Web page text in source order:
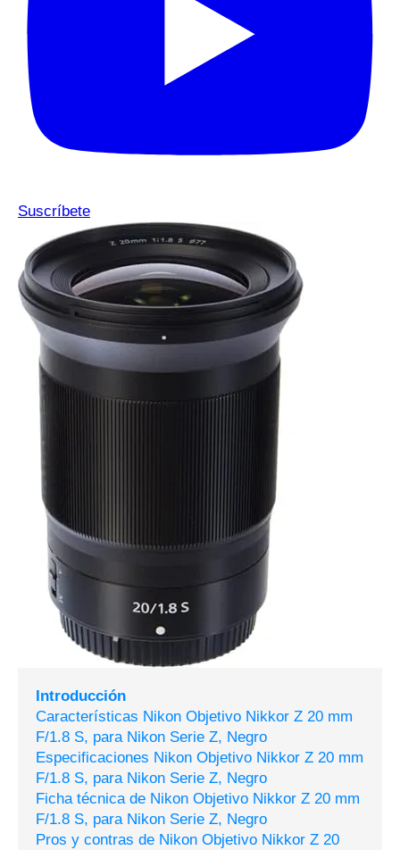
Suscríbete
Introducción
Características Nikon Objetivo Nikkor Z 20 mm
F/1.8 S, para Nikon Serie Z, Negro
Especificaciones Nikon Objetivo Nikkor Z 20 mm
F/1.8 S, para Nikon Serie Z, Negro
Ficha técnica de Nikon Objetivo Nikkor Z 20 mm
F/1.8 S, para Nikon Serie Z, Negro
Pros y contras de Nikon Objetivo Nikkor Z 20